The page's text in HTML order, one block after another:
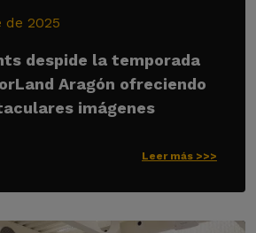
de 2025
despide la temporada
Aragón ofreciendo
imágenes
Leer más >>>